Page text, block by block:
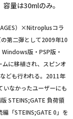
量は30mlのみ。
）×Nitroplusコラ
第二弾として2009年10
版・PSP版・
に移植され、スピンオ
ども行われる。2011年
いなかったユーザーにも
STEINS;GATE 負荷領
「STEINS;GATE 0」を